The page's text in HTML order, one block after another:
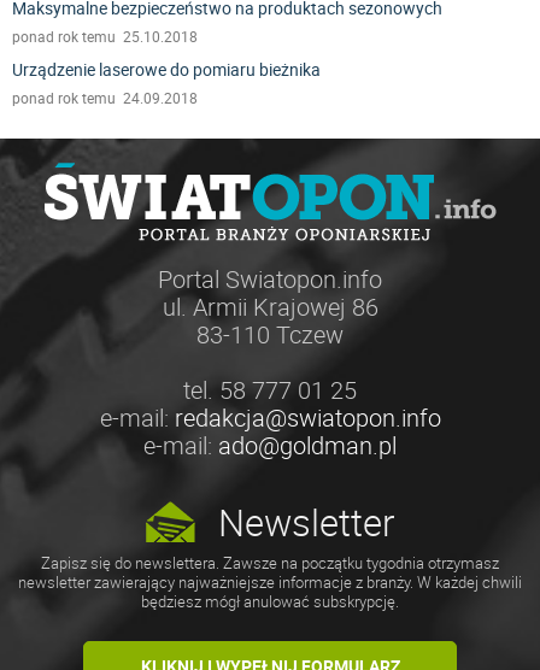
Maksymalne bezpieczeństwo na produktach sezonowych
ponad rok temu 25.10.2018
Urządzenie laserowe do pomiaru bieżnika
ponad rok temu 24.09.2018
Portal Swiatopon.info
ul. Armii Krajowej 86
83-110 Tczew
tel. 58 777 01 25
e-mail: redakcja@swiatopon.info
e-mail: ado@goldman.pl
Newsletter
Zapisz się do newslettera. Zawsze na początku tygodnia otrzymasz
newsletter zawierający najważniejsze informacje z branży. W każdej chwili
będziesz mógł anulować subskrypcję.